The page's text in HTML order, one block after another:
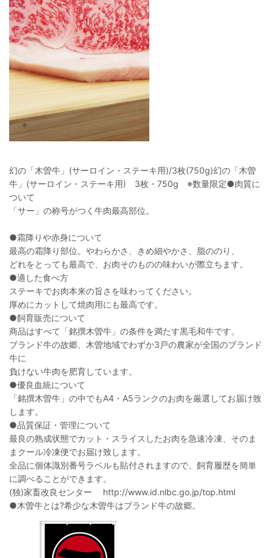
幻の「木曽牛」(サーロイン・ステーキ用)/3枚(750g)幻の「木曽
牛」(サーロイン・ステーキ用) 3枚・750g ※数量限定●肉質に
ついて
「サー」の称号がつく牛肉最高部位。
●霜降りや赤身について
最高の霜降り部位。やわらかさ、きめ細やかさ、脂ののり、
どれをとっても最高で、お肉そのものの味わいが際立ちます。
●適した食べ方
ステーキでお肉本来の旨さを味わってください。
厚めにカットして焼肉用にも最高です。
●飼育販売について
商品はすべて「銘撰木曽牛」の条件を満たす黒毛和牛です。
ブランド牛の故郷、木曽地域でわずか3戸の農家が全国のブランド
牛に
負けない牛肉を肥育しています。
●優良血統について
「銘撰木曽牛」の中でもA4・A5ランクのお肉を厳選してお届け致
します。
●品質保証・管理について
最良の熟成状態でカット・スライスしたお肉を急速冷凍、そのま
まクール冷凍便でお届け致します。
全品に個体識別番号ラベルも貼付されますので、飼育履歴を簡単
に調べることができます。
(独)家畜改良センター http://www.id.nlbc.go.jp/top.html
●木曽牛とは?希少な木曽牛はブランド牛の故郷。